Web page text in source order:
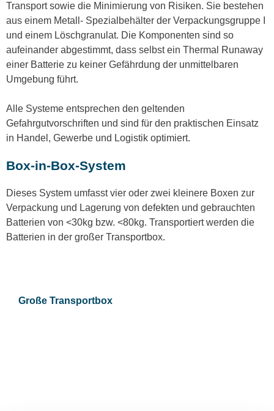
Transport sowie die Minimierung von Risiken. Sie bestehen
aus einem Metall- Spezialbehälter der Verpackungsgruppe I
und einem Löschgranulat. Die Komponenten sind so
aufeinander abgestimmt, dass selbst ein Thermal Runaway
einer Batterie zu keiner Gefährdung der unmittelbaren
Umgebung führt.
Alle Systeme entsprechen den geltenden
Gefahrgutvorschriften und sind für den praktischen Einsatz
in Handel, Gewerbe und Logistik optimiert.
Box-in-Box-System
Dieses System umfasst vier oder zwei kleinere Boxen zur
Verpackung und Lagerung von defekten und gebrauchten
Batterien von <30kg bzw. <80kg. Transportiert werden die
Batterien in der großer Transportbox.
Große Transportbox​